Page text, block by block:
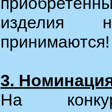
изделия
принимаются!
3.
На